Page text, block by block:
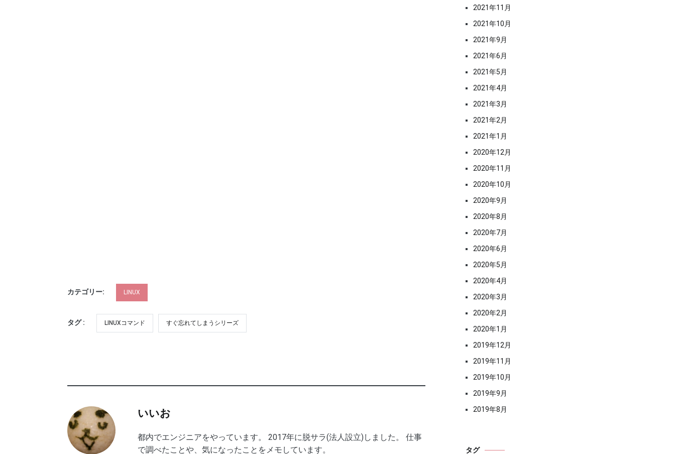
カテゴリー: LINUX
タグ : LINUXコマンド すぐ忘れてしまうシリーズ
いいお
都内でエンジニアをやっています。 2017年に脱サラ(法人設立)しました。 仕事
で調べたことや、気になったことをメモしています。
2021年11月
2021年10月
2021年9月
2021年6月
2021年5月
2021年4月
2021年3月
2021年2月
2021年1月
2020年12月
2020年11月
2020年10月
2020年9月
2020年8月
2020年7月
2020年6月
2020年5月
2020年4月
2020年3月
2020年2月
2020年1月
2019年12月
2019年11月
2019年10月
2019年9月
2019年8月
タグ